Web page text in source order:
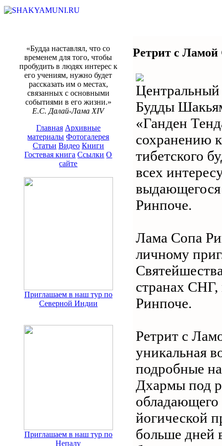
«Будда наставлял, что со
временем для того, чтобы
пробудить в людях интерес к
его учениям, нужно будет
рассказать им о местах,
связанных с основными
событиями в его жизни.»
Е.С. Далай-Лама XIV
Главная Архивные
материалы Фотогалерея
Статьи Видео Книги
Гостевая книга Ссылки О
сайте
Приглашаем в наш тур по
Северной Индии
Приглашаем в наш тур по
Непалу
Ретрит с Ламой
Будды
«Ганден
сохранению
тибетского
всех
Ринпоче.
Лама Сопа
личному
странах
Ринпоче.
Ретрит с
уникальная
подробные
Дхармы под
йогической
больше дней